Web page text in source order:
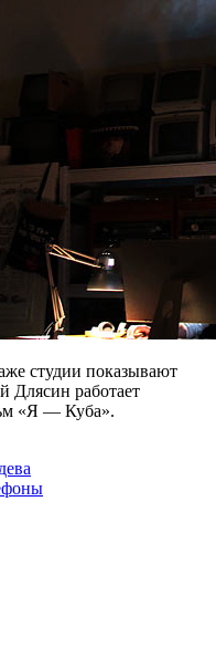
студии показывают
Длясин работает
«Я — Куба».